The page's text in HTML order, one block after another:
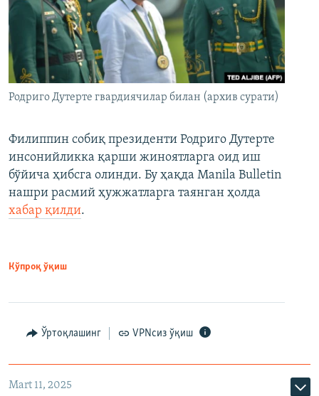
Родриго Дутерте гвардиячилар билан (архив сурати)
Филиппин собиқ президенти Родриго Дутерте
инсонийликка қарши жиноятларга оид иш
бўйича ҳибсга олинди. Бу ҳақда Manila Bulletin
нашри расмий ҳужжатларга таянган ҳолда
хабар қилди.
Кўпроқ ўқиш
Ўртоқлашинг VPNсиз ўқиш
Mart 11, 2025